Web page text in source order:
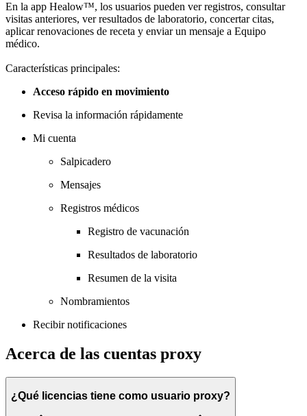
En la app Healow™, los usuarios pueden ver registros, consultar
visitas anteriores, ver resultados de laboratorio, concertar citas,
aplicar renovaciones de receta y enviar un mensaje a Equipo
médico.
Características principales:
Acceso rápido en movimiento
Revisa la información rápidamente
Mi cuenta
Salpicadero
Mensajes
Registros médicos
Registro de vacunación
Resultados de laboratorio
Resumen de la visita
Nombramientos
Recibir notificaciones
Acerca de las cuentas proxy
¿Qué licencias tiene como usuario proxy?